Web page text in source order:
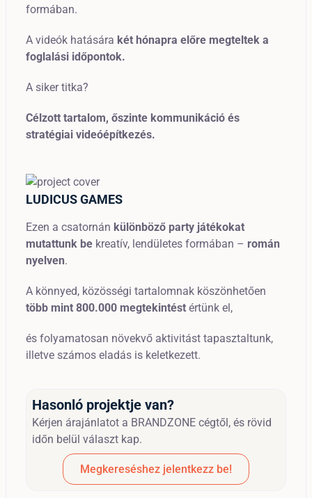
formában.
A videók hatására két hónapra előre megteltek a
foglalási időpontok.
A siker titka?
Célzott tartalom, őszinte kommunikáció és
stratégiai videóépítkezés.
LUDICUS GAMES
Ezen a csatornán különböző party játékokat
mutattunk be kreatív, lendületes formában – román
nyelven.
A könnyed, közösségi tartalomnak köszönhetően
több mint 800.000 megtekintést értünk el,
és folyamatosan növekvő aktivitást tapasztaltunk,
illetve számos eladás is keletkezett.
Hasonló projektje van?
Kérjen árajánlatot a BRANDZONE cégtől, és rövid
időn belül választ kap.
Megkereséshez jelentkezz be!